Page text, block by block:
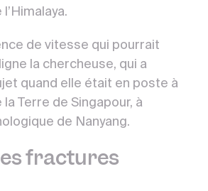
de vitesse qui pourrait
la chercheuse, qui a
quand elle était en poste à
la Terre de Singapour, à
de Nanyang.
fractures